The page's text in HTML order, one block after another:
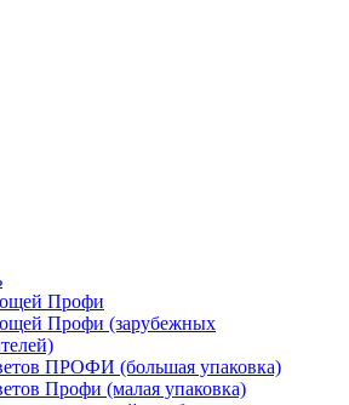
Профи
Профи (зарубежных
ПРОФИ (большая упаковка)
Профи (малая упаковка)